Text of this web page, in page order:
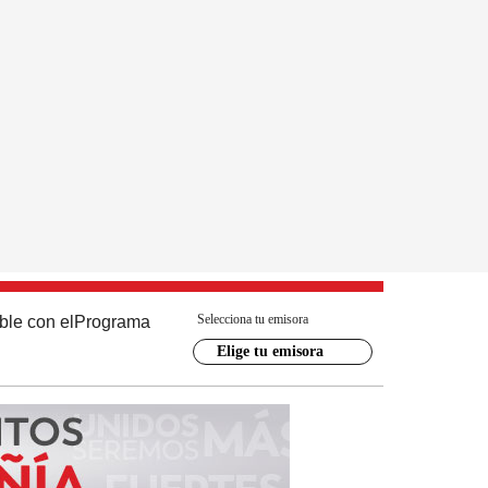
con el Programa Selecciona tu emisora
Elige tu emisora